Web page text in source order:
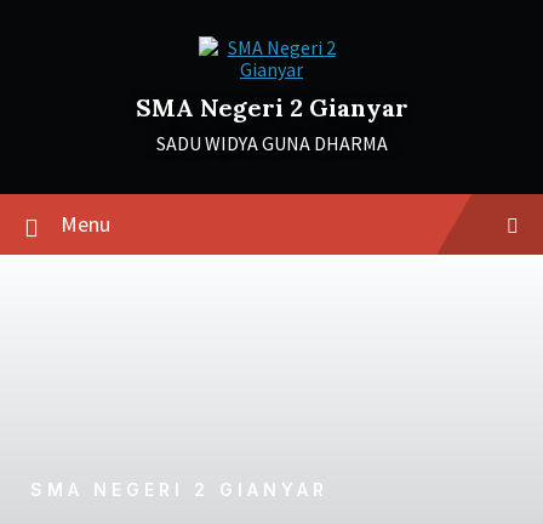
SMA Negeri 2 Gianyar
SADU WIDYA GUNA DHARMA
Menu
SMA NEGERI 2 GIANYAR